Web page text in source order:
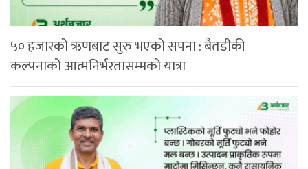
५० हजारको ऋणबाट सुरु भएको सपना : बैतडीकी
कल्पनाको आत्मनिर्भरतासम्मको यात्रा